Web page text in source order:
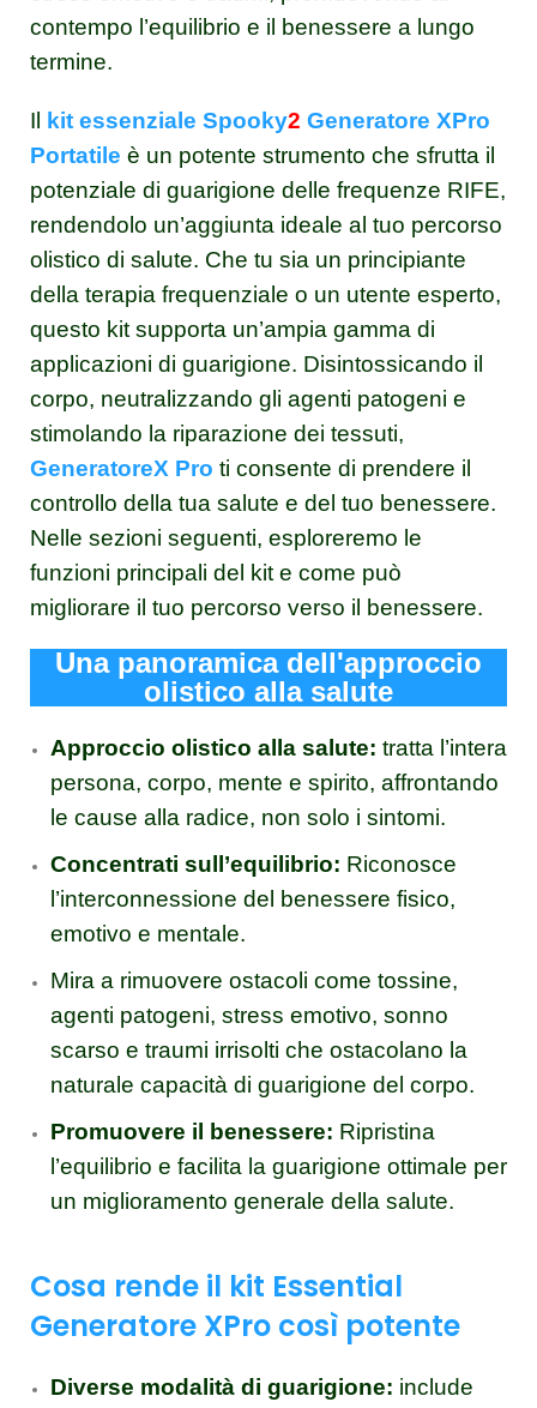
contempo l’equilibrio e il benessere a lungo
termine.
Il kit essenziale Spooky2 Generatore XPro
Portatile è un potente strumento che sfrutta il
potenziale di guarigione delle frequenze RIFE,
rendendolo un’aggiunta ideale al tuo percorso
olistico di salute. Che tu sia un principiante
della terapia frequenziale o un utente esperto,
questo kit supporta un’ampia gamma di
applicazioni di guarigione. Disintossicando il
corpo, neutralizzando gli agenti patogeni e
stimolando la riparazione dei tessuti,
GeneratoreX Pro ti consente di prendere il
controllo della tua salute e del tuo benessere.
Nelle sezioni seguenti, esploreremo le
funzioni principali del kit e come può
migliorare il tuo percorso verso il benessere.
Una panoramica dell'approccio
olistico alla salute
Approccio olistico alla salute: tratta l’intera
persona, corpo, mente e spirito, affrontando
le cause alla radice, non solo i sintomi.
Concentrati sull’equilibrio: Riconosce
l’interconnessione del benessere fisico,
emotivo e mentale.
Mira a rimuovere ostacoli come tossine,
agenti patogeni, stress emotivo, sonno
scarso e traumi irrisolti che ostacolano la
naturale capacità di guarigione del corpo.
Promuovere il benessere: Ripristina
l’equilibrio e facilita la guarigione ottimale per
un miglioramento generale della salute.
Cosa rende il kit Essential
Generatore XPro così potente
Diverse modalità di guarigione: include